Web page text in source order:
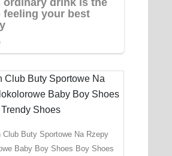
Club Buty Sportowe Na Rzepy
Baby Boy Shoes Boy Shoes